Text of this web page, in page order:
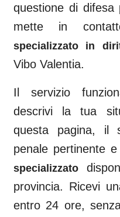
questione di difesa
mette in
specializzato in
Vibo Valentia.
Il servizio
descrivi la tua
questa pagina, il
penale pertinente
specializzato
provincia. Ricevi
entro 24 ore,